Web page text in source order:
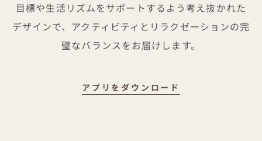
目標や生活リズムをサポートするよう考え抜かれた
デザインで、アクティビティとリラクゼーションの完
璧なバランスをお届けします。
アプリをダウンロード